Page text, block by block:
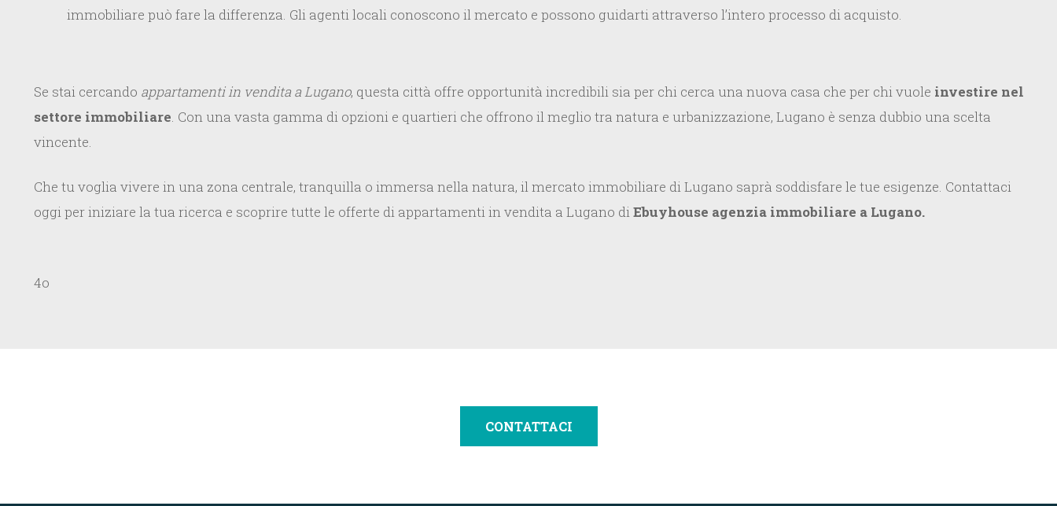
immobiliare può fare la differenza. Gli agenti locali conoscono il mercato e possono guidarti attraverso l’intero processo di acquisto.
Se stai cercando appartamenti in vendita a Lugano, questa città offre opportunità incredibili sia per chi cerca una nuova casa che per chi vuole investire nel
settore immobiliare. Con una vasta gamma di opzioni e quartieri che offrono il meglio tra natura e urbanizzazione, Lugano è senza dubbio una scelta
vincente.
Che tu voglia vivere in una zona centrale, tranquilla o immersa nella natura, il mercato immobiliare di Lugano saprà soddisfare le tue esigenze. Contattaci
oggi per iniziare la tua ricerca e scoprire tutte le offerte di appartamenti in vendita a Lugano diEbuyhouse agenzia immobiliare a Lugano.
4o
CONTATTACI